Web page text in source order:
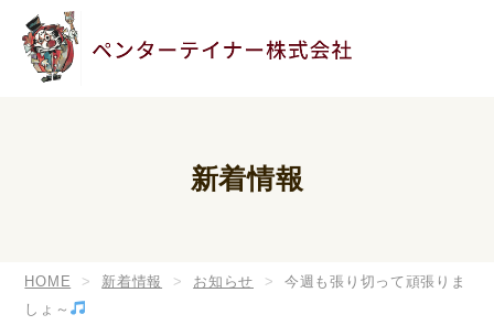
新着情報
HOME 新着情報 お知らせ
今週も張り切って頑張りま
しょ～